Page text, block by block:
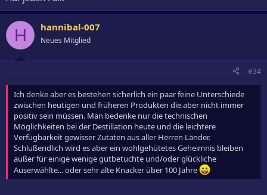
H hannibal-007
Neues Mitglied
#34
Ich denke aber es bestehen sicherlich ein paar feine Unterschiede
zwischen heutigen und früheren Produkten die aber nicht immer
positiv sein müssen. Man bedenke nur die technischen
Möglichkeiten bei der Destillation heute und die leichtere
Verfügbarkeit gewisser Zutaten aus aller Herren Länder.
Schlußendlich wird es aber ein wohlgehütetes Geheimnis bleiben
außer für einige wenige gutbetuchte und/oder glückliche
Auserwählte... oder sehr alte Knacker über 100 Jahre